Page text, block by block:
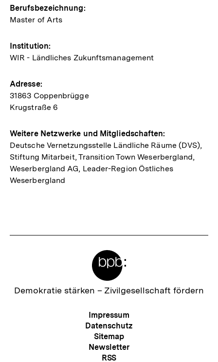
Berufsbezeichnung:
Master of Arts
Institution:
WIR - Ländliches Zukunftsmanagement
Adresse:
31863 Coppenbrügge
Krugstraße 6
Weitere Netzwerke und Mitgliedschaften:
Deutsche Vernetzungsstelle Ländliche Räume (DVS),
Stiftung Mitarbeit, Transition Town Weserbergland,
Weserbergland AG, Leader-Region Östliches
Weserbergland
Zur
Demokratie stärken – Zivilgesellschaft fördern
Meta-
Navigation
Impressum
Datenschutz
Sitemap
Newsletter
RSS